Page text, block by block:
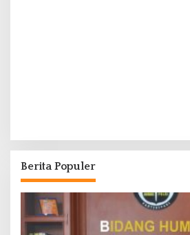
Berita Populer